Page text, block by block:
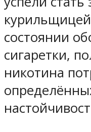
состоянии
сигаретки,
никотина